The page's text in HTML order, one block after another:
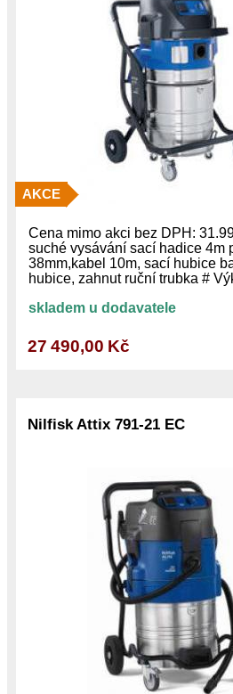
AKCE
Cena mimo akci bez DPH:
suché vysávání sací hadice 4m
38mm,kabel 10m, sací hubice
hubice, zahnut ruční trubka #
skladem u dodavatele
27 490,00 Kč
Nilfisk Attix 791-21 EC